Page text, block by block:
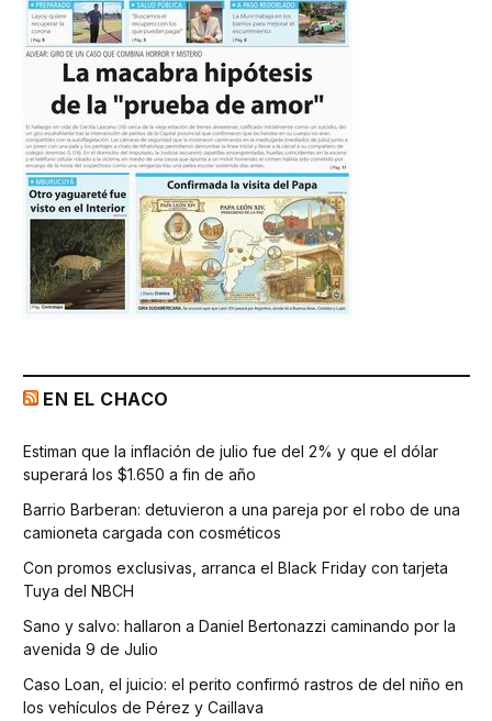
EN EL CHACO
Estiman que la inflación de julio fue del 2% y que el dólar
superará los $1.650 a fin de año
Barrio Barberan: detuvieron a una pareja por el robo de una
camioneta cargada con cosméticos
Con promos exclusivas, arranca el Black Friday con tarjeta
Tuya del NBCH
Sano y salvo: hallaron a Daniel Bertonazzi caminando por la
avenida 9 de Julio
Caso Loan, el juicio: el perito confirmó rastros de del niño en
los vehículos de Pérez y Caillava